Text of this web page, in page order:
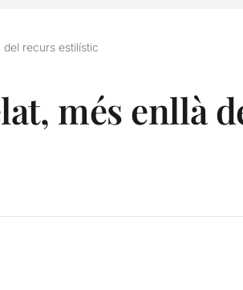
recurs estilístic
més enllà